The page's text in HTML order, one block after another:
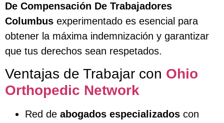
De Compensación De Trabajadores
Columbus experimentado es esencial para
obtener la máxima indemnización y garantizar
que tus derechos sean respetados.
Ventajas de Trabajar con Ohio
Orthopedic Network
Red de abogados especializados con